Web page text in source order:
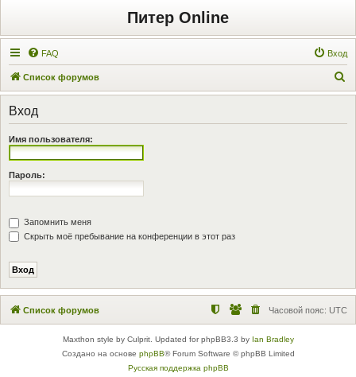
Питер Online
FAQ Вход
Список форумов
о
Вход
Имя пользователя:
Пароль:
Запомнить меня
Скрыть моё пребывание на конференции в этот раз
Список форумов Часовой пояс: UTC
Maxthon style by Culprit. Updated for phpBB3.3 by Ian Bradley
Создано на основе phpBB® Forum Software © phpBB Limited
Русская поддержка phpBB